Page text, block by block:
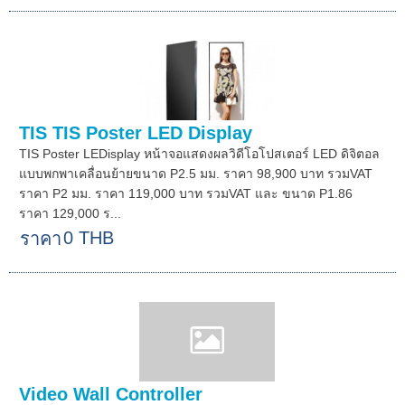
TIS TIS Poster LED Display
TIS Poster LEDisplay หน้าจอแสดงผลวิดีโอโปสเตอร์ LED ดิจิตอล
แบบพกพาเคลื่อนย้ายขนาด P2.5 มม. ราคา 98,900 บาท รวมVAT
ราคา P2 มม. ราคา 119,000 บาท รวมVAT และ ขนาด P1.86
ราคา 129,000 ร...
ราคา0 THB
Video Wall Controller